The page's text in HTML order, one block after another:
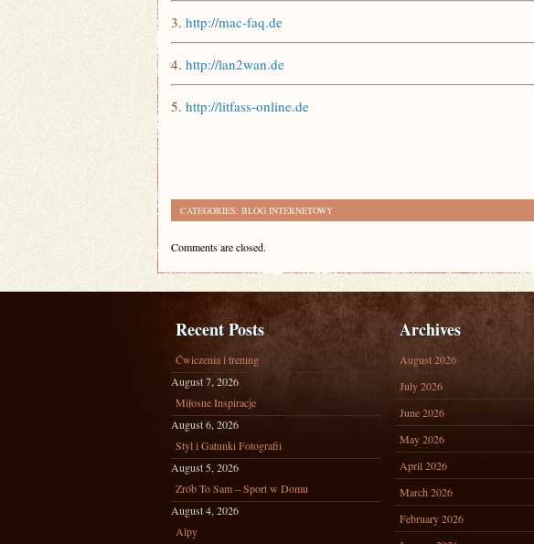
3. http://mac-faq.de
4. http://lan2wan.de
5. http://litfass-online.de
CATEGORIES: BLOG INTERNETOWY
Comments are closed.
Recent Posts
Ćwiczenia i trening
August 7, 2026
Miłosne Inspiracje
August 6, 2026
Styl i Gatunki Fotografii
August 5, 2026
Zrób To Sam – Sport w Domu
August 4, 2026
Alpy
Archives
August 2026
July 2026
June 2026
May 2026
April 2026
March 2026
February 2026